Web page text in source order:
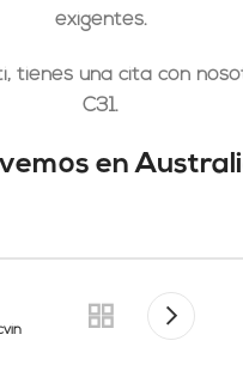
exigentes.
tienes una cita con
C31.
vemos en